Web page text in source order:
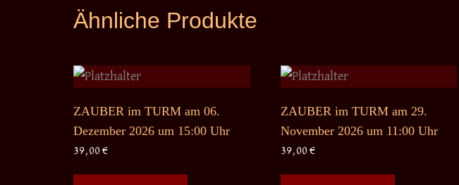
Ähnliche Produkte
ZAUBER im TURM am 06.
Dezember 2026 um 15:00 Uhr
39,00€
ZAUBER im TURM am 29.
November 2026 um 11:00 Uhr
39,00 €